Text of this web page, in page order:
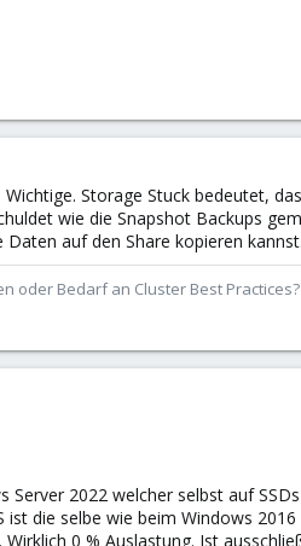
Storage Stuck bedeutet,
wie die Snapshot Backups
auf den Share kopieren kannst.
oder Bedarf an Cluster Best
Server 2022 welcher selbst auf
die selbe wie beim Windows 2016
0 % Auslastung. Ist